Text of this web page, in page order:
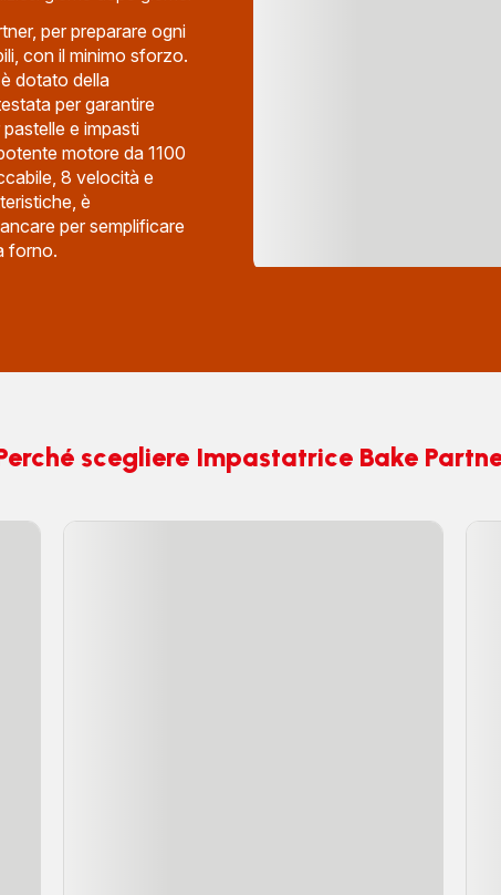
per preparare ogni
con il minimo sforzo.
dotato della
per garantire
e impasti
motore da 1100
8 velocità e
è
per semplificare
forno.
scegliere Impastatrice Bake